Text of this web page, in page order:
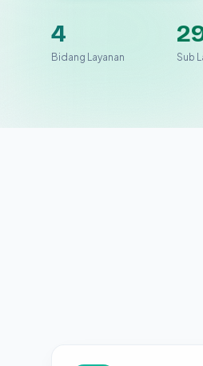
4
Bidang Layanan Sub